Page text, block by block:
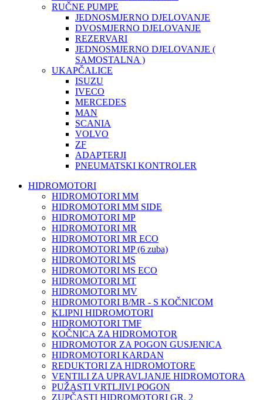
RUČNE PUMPE
JEDNOSMJERNO DJELOVANJE
DVOSMJERNO DJELOVANJE
REZERVARI
JEDNOSMJERNO DJELOVANJE (
SAMOSTALNA )
UKAPČALICE
ISUZU
IVECO
MERCEDES
MAN
SCANIA
VOLVO
ZF
ADAPTERJI
PNEUMATSKI KONTROLER
HIDROMOTORI
HIDROMOTORI MM
HIDROMOTORI MM SIDE
HIDROMOTORI MP
HIDROMOTORI MR
HIDROMOTORI MR ECO
HIDROMOTORI MP (6 zuba)
HIDROMOTORI MS
HIDROMOTORI MS ECO
HIDROMOTORI MT
HIDROMOTORI MV
HIDROMOTORI B/MR - S KOČNICOM
KLIPNI HIDROMOTORI
HIDROMOTORI TMF
KOČNICA ZA HIDROMOTOR
HIDROMOTOR ZA POGON GUSJENICA
HIDROMOTORI KARDAN
REDUKTORI ZA HIDROMOTORE
VENTILI ZA UPRAVLJANJE HIDROMOTORA
PUŽASTI VRTLJIVI POGON
ZUPČASTI HIDROMOTORI GR. 2